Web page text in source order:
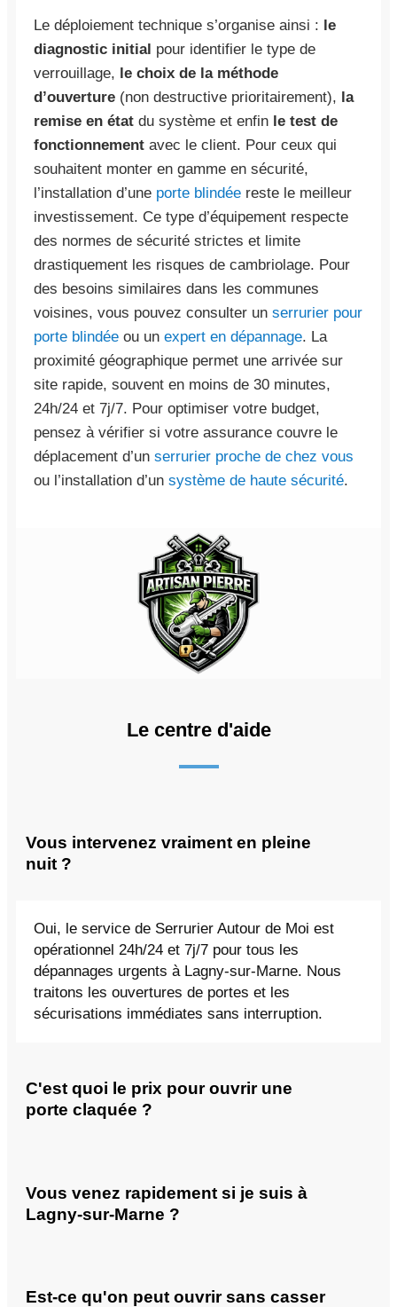
Le déploiement technique s’organise ainsi : le
diagnostic initial pour identifier le type de
verrouillage, le choix de la méthode
d’ouverture (non destructive prioritairement), la
remise en état du système et enfin le test de
fonctionnement avec le client. Pour ceux qui
souhaitent monter en gamme en sécurité,
l’installation d’une porte blindée reste le meilleur
investissement. Ce type d’équipement respecte
des normes de sécurité strictes et limite
drastiquement les risques de cambriolage. Pour
des besoins similaires dans les communes
voisines, vous pouvez consulter un serrurier pour
porte blindée ou un expert en dépannage. La
proximité géographique permet une arrivée sur
site rapide, souvent en moins de 30 minutes,
24h/24 et 7j/7. Pour optimiser votre budget,
pensez à vérifier si votre assurance couvre le
déplacement d’un serrurier proche de chez vous
ou l’installation d’un système de haute sécurité.
Le centre d'aide
Vous intervenez vraiment en pleine
nuit ?
Oui, le service de Serrurier Autour de Moi est
opérationnel 24h/24 et 7j/7 pour tous les
dépannages urgents à Lagny-sur-Marne. Nous
traitons les ouvertures de portes et les
sécurisations immédiates sans interruption.
C'est quoi le prix pour ouvrir une
porte claquée ?
Vous venez rapidement si je suis à
Lagny-sur-Marne ?
Est-ce qu'on peut ouvrir sans casser